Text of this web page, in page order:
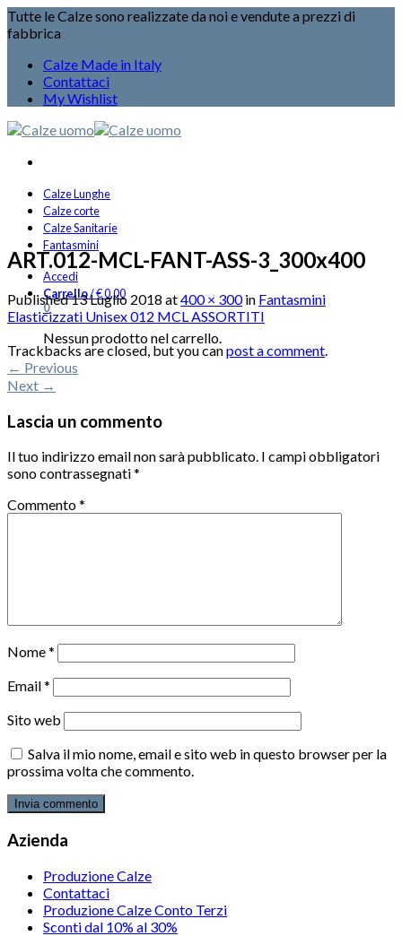
Tutte le Calze sono realizzate da noi e vendute a prezzi di
fabbrica
Calze Made in Italy
Contattaci
My Wishlist
Calze Lunghe
Calze corte
Calze Sanitarie
Fantasmini
Accedi
Carrello/€0,00
0
Nessun prodotto nel carrello.
ART.012-MCL-FANT-ASS-3_300x400
Published13 Luglio 2018 at400 × 300in Fantasmini
Elasticizzati Unisex 012 MCL ASSORTITI
Trackbacks are closed, but you canpost a comment.
← Previous
Next →
Lascia un commento
Il tuo indirizzo email non sarà pubblicato. I campi obbligatori
sono contrassegnati*
Commento*
Nome*
Email*
Sito web
Salva il mio nome, email e sito web in questo browser per la
prossima volta che commento.
Azienda
Produzione Calze
Contattaci
Produzione Calze Conto Terzi
Sconti dal 10% al 30%